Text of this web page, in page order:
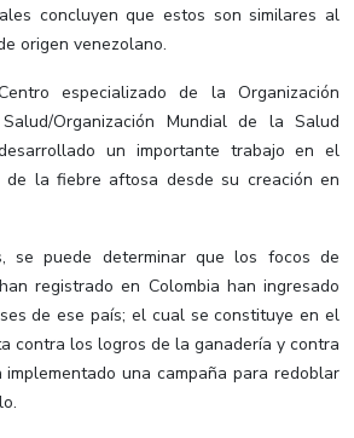
concluyen que estos son similares al
origen venezolano.
especializado de la Organización
Organización Mundial de la Salud
un importante trabajo en el
de la fiebre aftosa desde su creación en
se puede determinar que los focos de
registrado en Colombia han ingresado
de ese país; el cual se constituye en el
contra los logros de la ganadería y contra
una campaña para redoblar